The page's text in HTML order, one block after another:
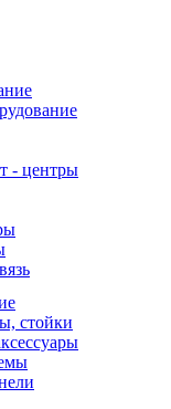
- центры
стойки